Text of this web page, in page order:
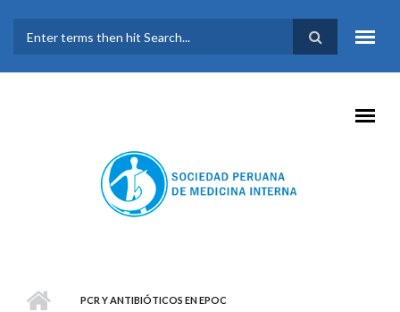
FORMULARIO DE
BÚSQUEDA
PCR Y ANTIBIÓTICOS EN EPOC